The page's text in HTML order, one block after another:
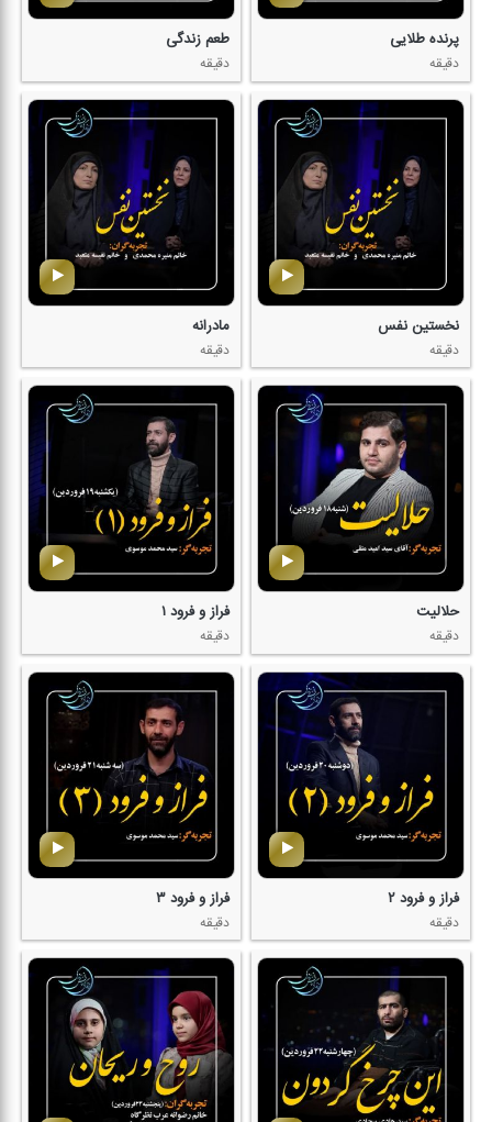
پرنده طلایی
دقیقه
طعم زندگی
دقیقه
نخستین نفس
دقیقه
مادرانه
دقیقه
حلالیت
دقیقه
فراز و فرود ۱
دقیقه
فراز و فرود ۲
دقیقه
فراز و فرود ۳
دقیقه